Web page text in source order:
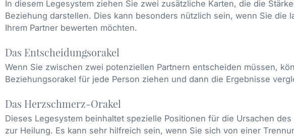
In diesem Legesystem ziehen Sie zwei zusätzliche Karten, die die
Beziehung darstellen. Dies kann besonders nützlich sein, wenn Sie die
Ihrem Partner bewerten möchten.
Das Entscheidungsorakel
Wenn Sie zwischen zwei potenziellen Partnern entscheiden müssen,
Beziehungsorakel für jede Person ziehen und dann die Ergebnisse
Das Herzschmerz-Orakel
Dieses Legesystem beinhaltet spezielle Positionen für die Ursachen
zur Heilung. Es kann sehr hilfreich sein, wenn Sie sich von einer